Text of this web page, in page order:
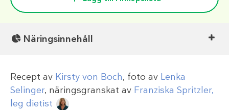
Näringsinnehåll
Recept av Kirsty von Boch, foto av Lenka
Selinger, näringsgranskat av Franziska Spritzler,
leg dietist